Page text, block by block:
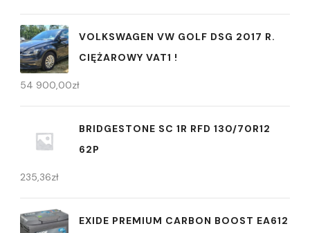
VOLKSWAGEN VW GOLF DSG 2017 R.
CIĘŻAROWY VAT1 !
54 900,00zł
BRIDGESTONE SC 1R RFD 130/70R12
62P
235,36zł
EXIDE PREMIUM CARBON BOOST EA612